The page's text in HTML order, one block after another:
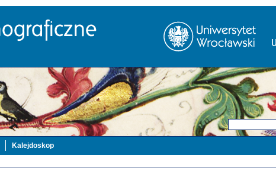
Kalejdoskop